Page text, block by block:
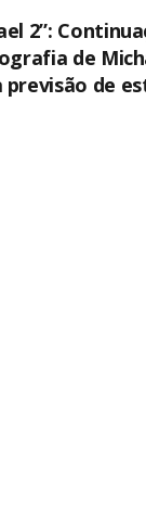
2”:
de
previsão de